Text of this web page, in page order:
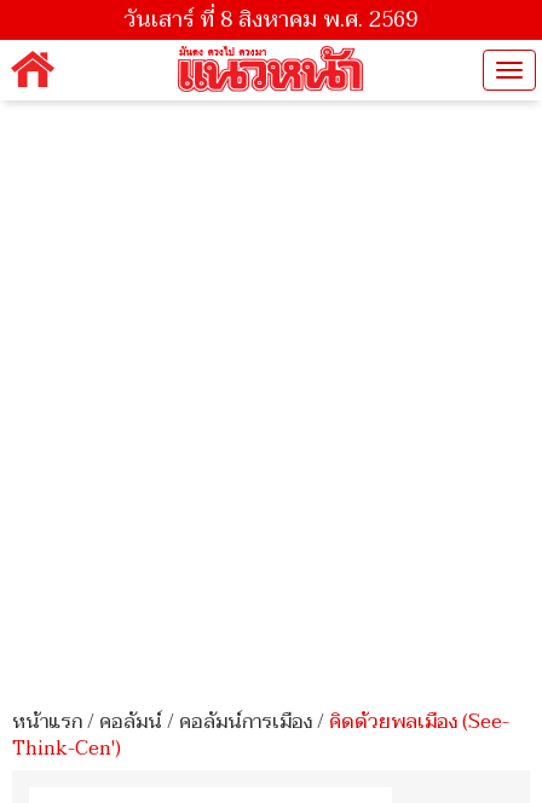
วันเสาร์ ที่ 8 สิงหาคม พ.ศ. 2569
หน้าแรก/คอลัมน์/คอลัมน์การเมือง/คิดด้วยพลเมือง (See-
Think-Cen')